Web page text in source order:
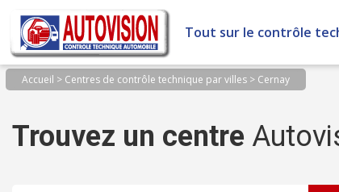
Panneau de gestion des cookies
Tout sur le contrôle
Accueil > Centres de contrôle technique par villes> Cernay
Trouvez un centre